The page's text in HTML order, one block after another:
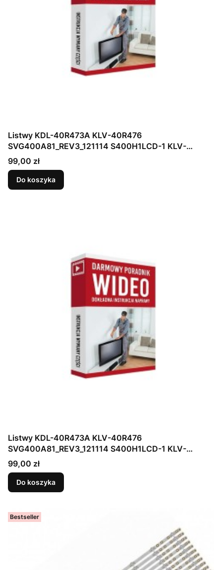
Listwy KDL-40R473A KLV-40R476
SVG400A81_REV3_121114 S400H1LCD-1 KLV-
Cena
99,00 zł
Do koszyka
Listwy KDL-40R473A KLV-40R476
SVG400A81_REV3_121114 S400H1LCD-1 KLV-
Cena
99,00 zł
Do koszyka
Bestseller